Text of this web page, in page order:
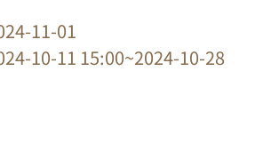
11-01
10-11 15:00~2024-10-28